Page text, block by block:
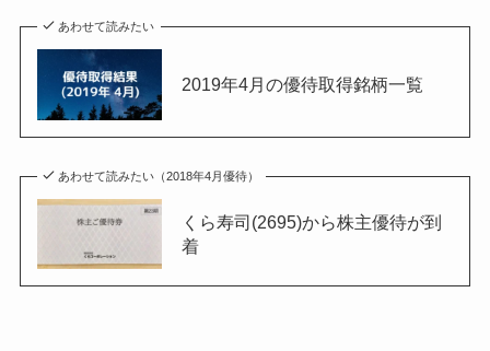
あわせて読みたい
2019年4月の優待取得銘柄一覧
あわせて読みたい（2018年4月優待）
くら寿司(2695)から株主優待が到
着